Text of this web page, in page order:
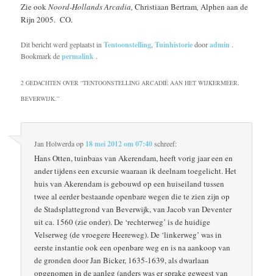
Zie ookNoord-Hollands Arcadia,Christiaan Bertram,Alphen aan de
Rijn 2005. CO.
Dit bericht werd geplaatst inTentoonstelling ,Tuinhistoriedooradmin .
Bookmark depermalink .
2 GEDACHTEN OVER “TENTOONSTELLING ARCADIË AAN HET WIJKERMEER,
BEVERWIJK.”
Jan Holwerdaop 18 mei 2012 om 07:40schreef:
Hans Otten, tuinbaas van Akerendam, heeft vorig jaar een en
ander tijdens een excursie waaraan ik deelnam toegelicht. Het
huis van Akerendam is gebouwd op een huiseiland tussen
twee al eerder bestaande openbare wegen die te zien zijn op
de Stadsplattegrond van Beverwijk, van Jacob van Deventer
uit ca. 1560 (zie onder). De ‘rechterweg’ is de huidige
Velserweg (de vroegere Heereweg). De ‘linkerweg’ was in
eerste instantie ook een openbare weg en is na aankoop van
de gronden door Jan Bicker, 1635-1639, als dwarlaan
opgenomen in de aanleg (anders was er sprake geweest van